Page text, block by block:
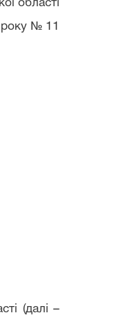
області
року № 11
(далі –